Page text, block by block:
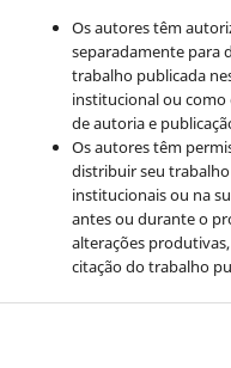
Os autores têm
separadamente para
trabalho publicada
institucional ou
de autoria e
Os autores têm
distribuir seu
institucionais ou na
antes ou durante o
alterações
citação do trabalho